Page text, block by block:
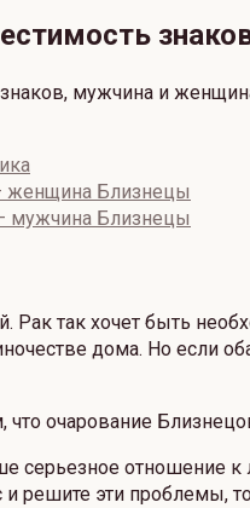
женщина Близнецы
мужчина Близнецы
Рак так хочет быть
дома. Но если
что очарование
серьезное отношение к
решите эти проблемы,